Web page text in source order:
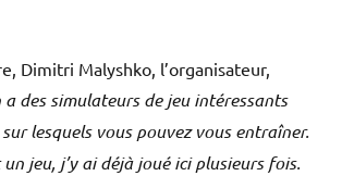
Dimitri Malyshko, l’organisateur,
a des simulateurs de jeu intéressants
lesquels vous pouvez vous entraîner.
jeu, j’y ai déjà joué ici plusieurs fois.